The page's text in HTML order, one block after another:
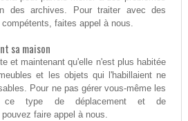
des archives. Pour traiter avec des
faites appel à nous.
sa maison
et maintenant qu'elle n'est plus habitée
et les objets qui l'habillaient ne
Pour ne pas gérer vous-même les
ce type de déplacement et de
faire appel à nous.